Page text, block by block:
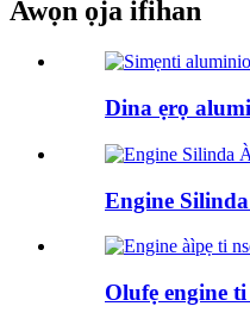
Awọn ọja ifihan
Dina ẹrọ
Engine
Olufẹ engine